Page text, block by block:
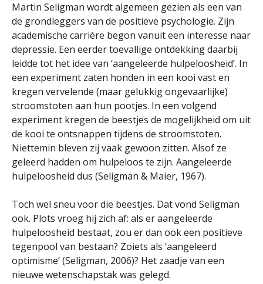
Martin Seligman wordt algemeen gezien als een van
de grondleggers van de positieve psychologie. Zijn
academische carrière begon vanuit een interesse naar
depressie. Een eerder toevallige ontdekking daarbij
leidde tot het idee van ‘aangeleerde hulpeloosheid’. In
een experiment zaten honden in een kooi vast en
kregen vervelende (maar gelukkig ongevaarlijke)
stroomstoten aan hun pootjes. In een volgend
experiment kregen de beestjes de mogelijkheid om uit
de kooi te ontsnappen tijdens de stroomstoten.
Niettemin bleven zij vaak gewoon zitten. Alsof ze
geleerd hadden om hulpeloos te zijn. Aangeleerde
hulpeloosheid dus (Seligman & Maier, 1967).
Toch wel sneu voor die beestjes. Dat vond Seligman
ook. Plots vroeg hij zich af: als er aangeleerde
hulpeloosheid bestaat, zou er dan ook een positieve
tegenpool van bestaan? Zoiets als ‘aangeleerd
optimisme’ (Seligman, 2006)? Het zaadje van een
nieuwe wetenschapstak was gelegd.